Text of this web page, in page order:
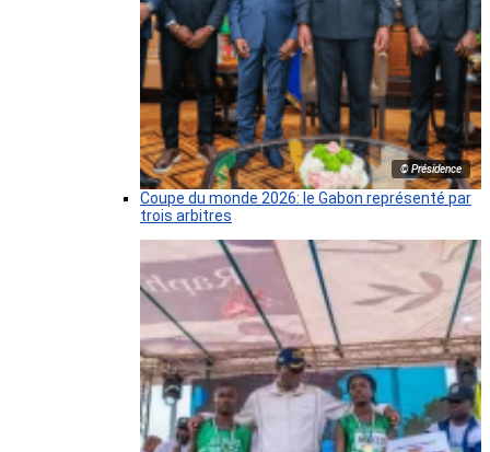
© Présidence
Coupe du monde 2026: le Gabon représenté par
trois arbitres